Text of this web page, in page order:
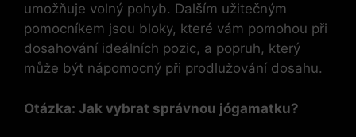
umožňuje volný pohyb. Dalším užitečným
pomocníkem jsou bloky, které vám pomohou při
dosahování ideálních pozic, a popruh, který
může být nápomocný při prodlužování dosahu.
Otázka: Jak vybrat správnou jógamatku?